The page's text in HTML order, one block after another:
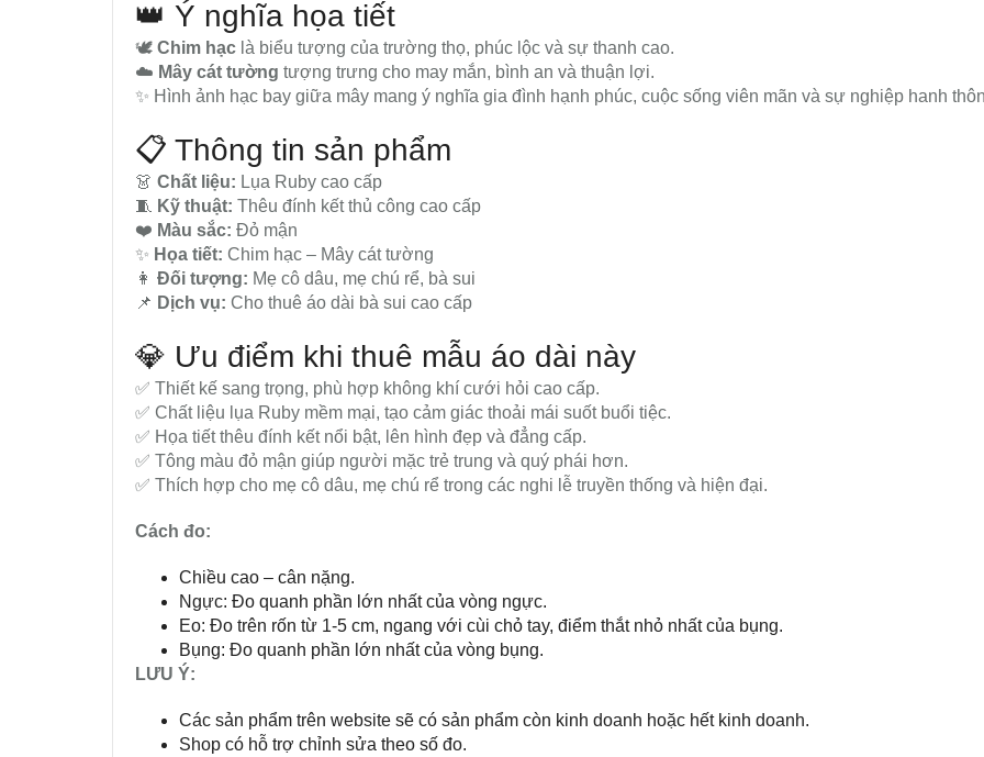
👑 Ý nghĩa họa tiết
🕊️ Chim hạc là biểu tượng của trường thọ, phúc lộc và sự thanh cao.
☁️ Mây cát tường tượng trưng cho may mắn, bình an và thuận lợi.
✨ Hình ảnh hạc bay giữa mây mang ý nghĩa gia đình hạnh phúc, cuộc sống viên mãn và sự nghiệp hanh
📋 Thông tin sản phẩm
👗 Chất liệu: Lụa Ruby cao cấp
🧵 Kỹ thuật: Thêu đính kết thủ công cao cấp
❤️ Màu sắc: Đỏ mận
✨ Họa tiết: Chim hạc – Mây cát tường
👩 Đối tượng: Mẹ cô dâu, mẹ chú rể, bà sui
📌 Dịch vụ: Cho thuê áo dài bà sui cao cấp
💎 Ưu điểm khi thuê mẫu áo dài này
✅ Thiết kế sang trọng, phù hợp không khí cưới hỏi cao cấp.
✅ Chất liệu lụa Ruby mềm mại, tạo cảm giác thoải mái suốt buổi tiệc.
✅ Họa tiết thêu đính kết nổi bật, lên hình đẹp và đẳng cấp.
✅ Tông màu đỏ mận giúp người mặc trẻ trung và quý phái hơn.
✅ Thích hợp cho mẹ cô dâu, mẹ chú rể trong các nghi lễ truyền thống và hiện đại.
Cách đo:
Chiều cao – cân nặng.
Ngực: Đo quanh phần lớn nhất của vòng ngực.
Eo: Đo trên rốn từ 1-5 cm, ngang với cùi chỏ tay, điểm thắt nhỏ nhất của bụng.
Bụng: Đo quanh phần lớn nhất của vòng bụng.
LƯU Ý:
Các sản phẩm trên website sẽ có sản phẩm còn kinh doanh hoặc hết kinh doanh.
Shop có hỗ trợ chỉnh sửa theo số đo.